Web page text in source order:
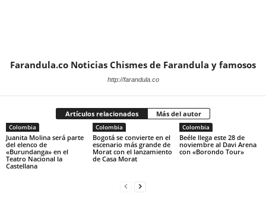
Farandula.co Noticias Chismes de Farandula y famosos
http://farandula.co
Artículos relacionados Más del autor
Colombia
Juanita Molina será parte
del elenco de
«Burundanga» en el
Teatro Nacional la
Castellana
Colombia
Bogotá se convierte en el
escenario más grande de
Morat con el lanzamiento
de Casa Morat
Colombia
Beéle llega este 28 de
noviembre al Davi Arena
con «Borondo Tour»